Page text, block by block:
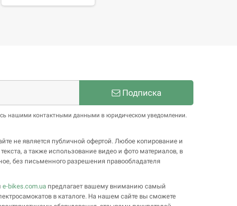
Подписка
нашими контактными данными в юридическом уведомлении.
не является публичной офертой. Любое копирование и
а также использование видео и фото материалов, в
без письменного разрешения правообладателя
e-bikes.com.ua предлагает вашему вниманию самый
в каталоге. На нашем сайте вы сможете